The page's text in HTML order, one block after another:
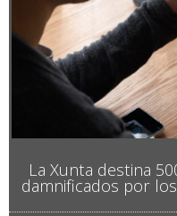
La Xunta destina
damnificados por